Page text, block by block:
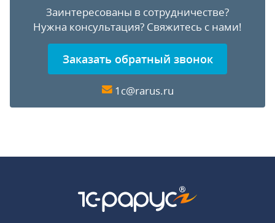
Заинтересованы в сотрудничестве?
Нужна консультация? Свяжитесь с нами!
Заказать обратный звонок
1c@rarus.ru